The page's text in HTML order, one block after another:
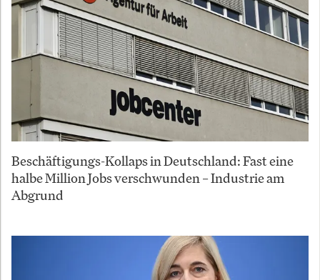
Beschäftigungs-Kollaps in Deutschland: Fast eine
halbe Million Jobs verschwunden – Industrie am
Abgrund